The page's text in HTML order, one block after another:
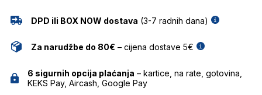
DPD ili BOX NOW dostava (3-7 radnih dana)
Za narudžbe do 80€ – cijena dostave 5€
6 sigurnih opcija plaćanja – kartice, na rate, gotovina,
KEKS Pay, Aircash, Google Pay